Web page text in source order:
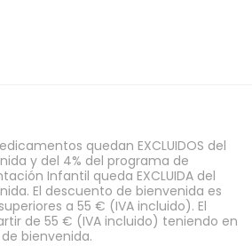
quedan EXCLUIDOS del
y del 4% del programa de
Infantil queda EXCLUIDA del
El descuento de bienvenida es
a 55 € (IVA incluido). El
de 55 € (IVA incluido) teniendo en
bienvenida.